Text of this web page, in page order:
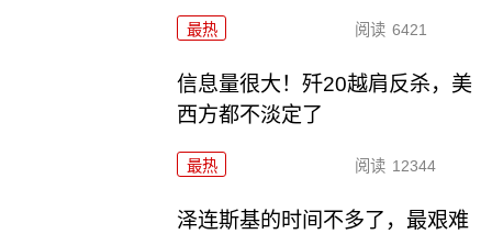
最热 阅读 6421
信息量很大！歼20越肩反杀，美
西方都不淡定了
最热 阅读 12344
泽连斯基的时间不多了，最艰难